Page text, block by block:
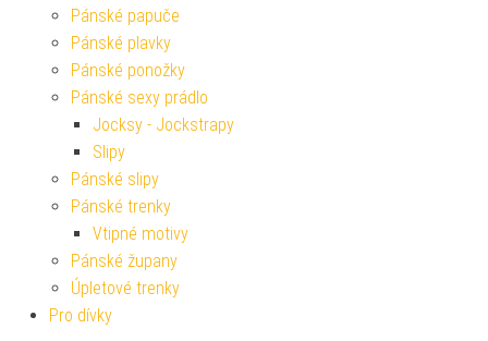
Pánské papuče
Pánské plavky
Pánské ponožky
Pánské sexy prádlo
Jocksy - Jockstrapy
Slipy
Pánské slipy
Pánské trenky
Vtipné motivy
Pánské župany
Úpletové trenky
Pro dívky